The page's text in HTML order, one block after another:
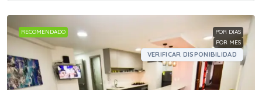
RECOMENDADO
POR DIAS
POR MES
VERIFICAR DISPONIBILIDAD